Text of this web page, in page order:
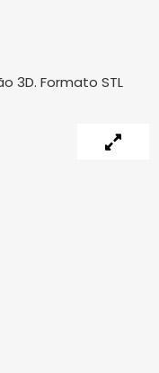
3D. Formato STL